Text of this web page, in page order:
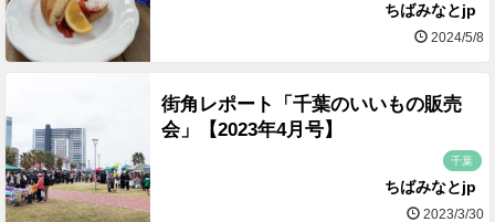
ちばみなとjp
2024/5/8
街角レポート「千葉のいいもの販売
会」【2023年4月号】
千葉
ちばみなとjp
2023/3/30